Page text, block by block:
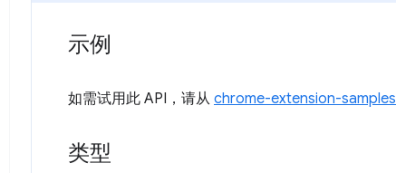
示例
如需试用此 API，请从 chrome-extension-samples
类型